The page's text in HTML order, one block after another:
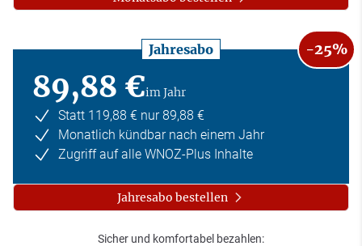
Jahresabo -25%
89,88 €im Jahr
Statt 119,88 € nur 89,88 €
Monatlich kündbar nach einem Jahr
Zugriff auf alle WNOZ-Plus Inhalte
Jahresabo bestellen
Sicher und komfortabel bezahlen: